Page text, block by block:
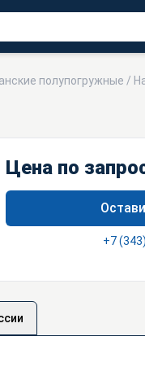
полупогружные /
Цена по
+7